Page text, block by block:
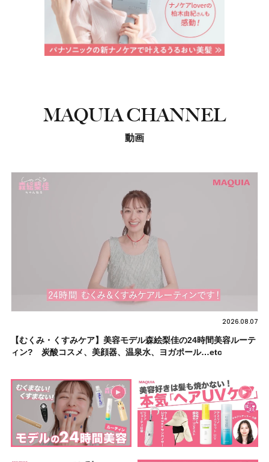
MAQUIA CHANNEL
動画
2026.08.07
【むくみ・くすみケア】美容モデル森絵梨佳の24時間美容ルーテ
ィン? 炭酸コスメ、美顔器、温泉水、ヨガポール…etc